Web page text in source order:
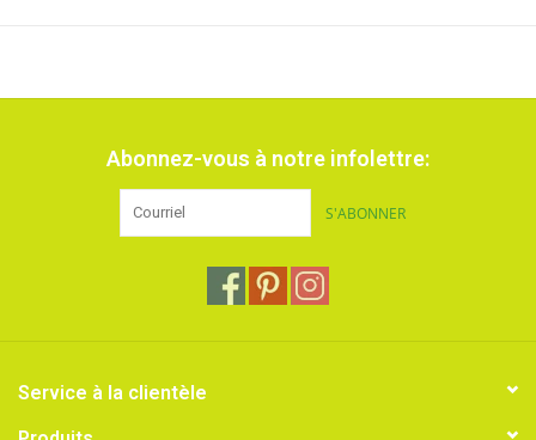
Abonnez-vous à notre infolettre:
S'ABONNER
Service à la clientèle